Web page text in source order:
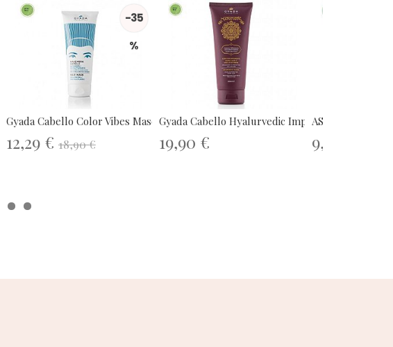
-35
%
Gyada Cabello Color Vibes Mascarilla...
12,29 € 18,90 €
Gyada Cabello Hyalurvedic Impacco...
19,90 €
AS I AM Classic
9,67 €